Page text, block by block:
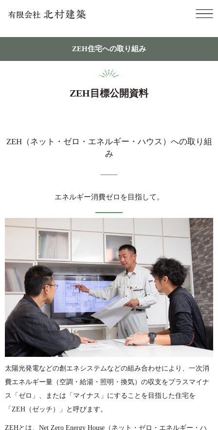
ZEH住宅への取り組み
ZEH目標公開資料
ZEH（ネット・ゼロ・エネルギー・ハウス）への取り組
み
エネルギー消費ゼロを目指して。
太陽光発電などの創エネシステムなどの組み合わせにより、一次消
費エネルギー量（空調・給湯・照明・換気）の収支をプラスマイナ
ス「ゼロ」、または「マイナス」にすることを目指した住宅を
「ZEH（ゼッチ）」と呼びます。
ZEHとは、Net Zero Energy House（ネット・ゼロ・エネルギー・ハ